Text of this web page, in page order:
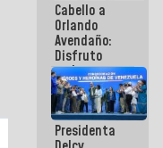
Cabello a
Orlando
Avendaño:
Disfruto
cada vez
que escribes
porque lo
que haces
es
Presidenta